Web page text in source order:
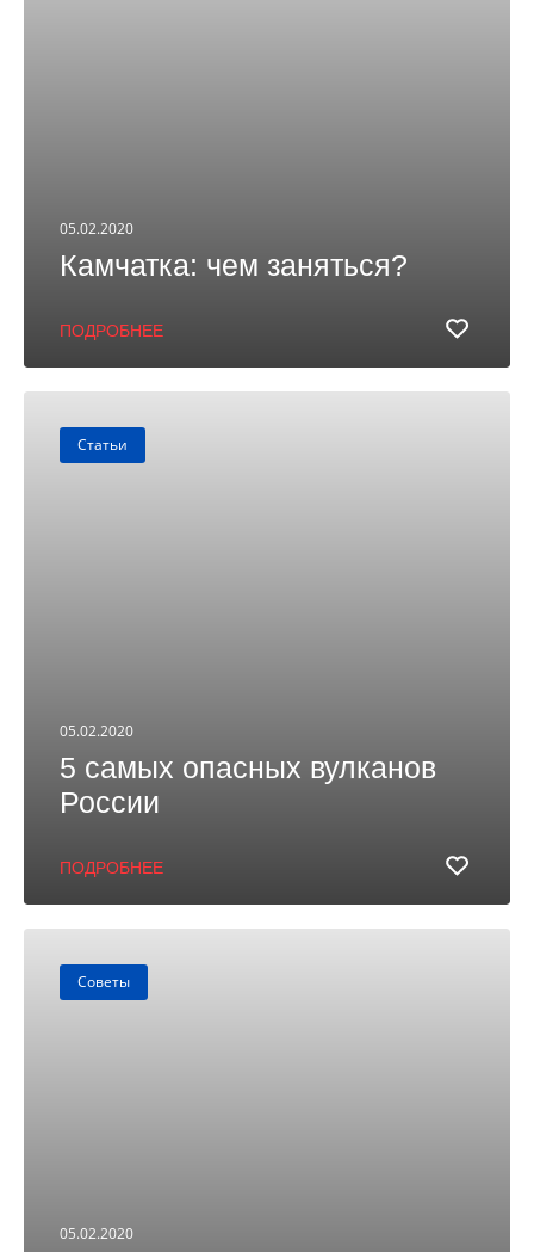
05.02.2020
Камчатка: чем заняться?
ПОДРОБНЕЕ
Статьи
05.02.2020
5 самых опасных вулканов
России
ПОДРОБНЕЕ
Советы
05.02.2020